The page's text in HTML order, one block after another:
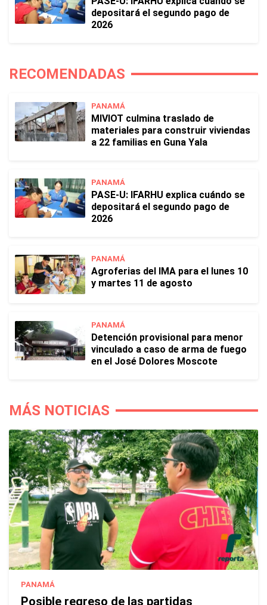
depositará el segundo pago de
2026
RECOMENDADAS
PANAMÁ
MIVIOT culmina traslado de
materiales para construir viviendas
a 22 familias en Guna Yala
PANAMÁ
PASE-U: IFARHU explica cuándo se
depositará el segundo pago de
2026
PANAMÁ
Agroferias del IMA para el lunes 10
y martes 11 de agosto
PANAMÁ
Detención provisional para menor
vinculado a caso de arma de fuego
en el José Dolores Moscote
MÁS NOTICIAS
PANAMÁ
Posible regreso de las partidas